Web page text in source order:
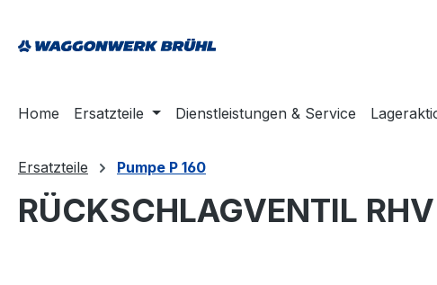
Home Ersatzteile Dienstleistungen & Service
Ersatzteile Pumpe P 160
RÜCKSCHLAGVENTIL